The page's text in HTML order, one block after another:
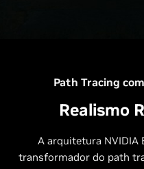
Path Tracing
Realismo
A arquitetura NVIDIA
transformador do path